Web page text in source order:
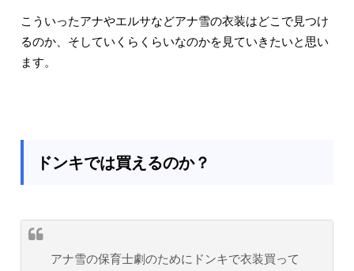
こういったアナやエルサなどアナ雪の衣装はどこで見つけ
るのか、そしていくらくらいなのかを見ていきたいと思い
ます。
ドンキでは買えるのか？
アナ雪の保育士劇のためにドンキで衣装買って